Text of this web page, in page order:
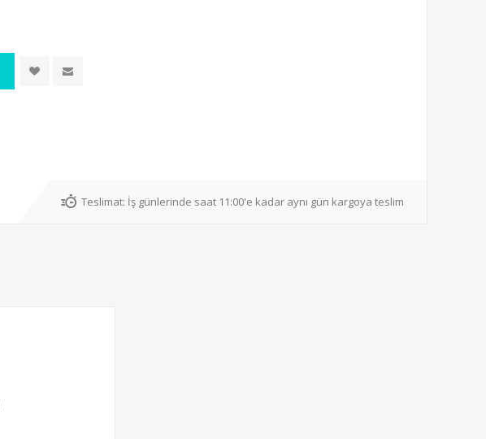
Teslimat: İş günlerinde saat 11:00'e kadar aynı gün kargoya teslim